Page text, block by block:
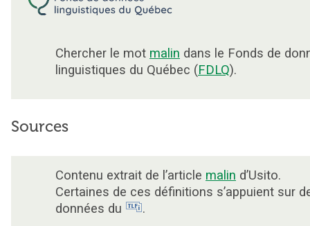
Chercher le mot malin dans le Fonds de
linguistiques du Québec (FDLQ).
Sources
Contenu extrait de l’article malin d’Usito.
Certaines de ces définitions s’appuient sur
données du
.